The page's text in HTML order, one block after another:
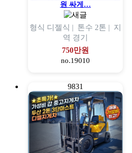
원 싸게…
형식 디젤식 | 톤수 2톤 | 지
역 경기
750만원
no.19010
9831